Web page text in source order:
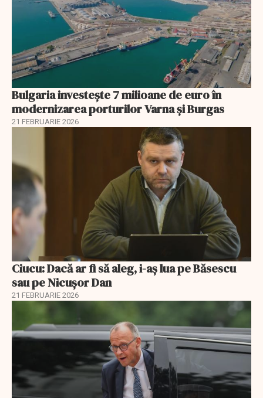
Bulgaria investește 7 milioane de euro în
modernizarea porturilor Varna și Burgas
21 FEBRUARIE 2026
Ciucu: Dacă ar fi să aleg, i-aș lua pe Băsescu
sau pe Nicușor Dan
21 FEBRUARIE 2026